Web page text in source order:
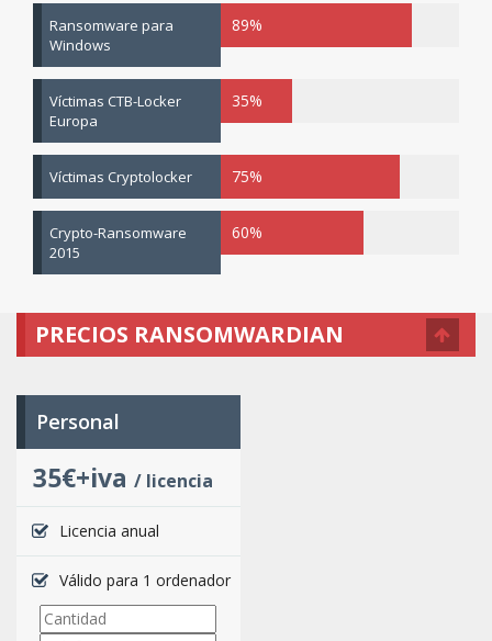
Ransomware para
Windows
89%
Víctimas CTB-Locker
Europa
35%
Víctimas Cryptolocker 75%
Crypto-Ransomware
2015
60%
PRECIOS RANSOMWARDIAN
Personal
35€+iva / licencia
Licencia anual
Válido para 1 ordenador